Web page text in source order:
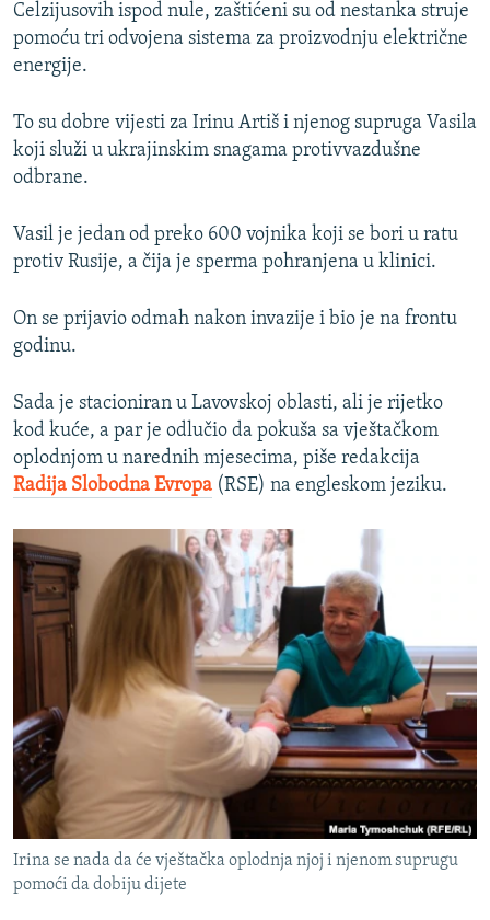
NASTANAK I RASPAD JUGOSLAVIJE
Celzijusovih ispod nule, zaštićeni su od nestanka struje
pomoću tri odvojena sistema za proizvodnju električne
energije.
To su dobre vijesti za Irinu Artiš i njenog supruga Vasila
koji služi u ukrajinskim snagama protivvazdušne
odbrane.
Vasil je jedan od preko 600 vojnika koji se bori u ratu
protiv Rusije, a čija je sperma pohranjena u klinici.
On se prijavio odmah nakon invazije i bio je na frontu
godinu.
Sada je stacioniran u Lavovskoj oblasti, ali je rijetko
kod kuće, a par je odlučio da pokuša sa vještačkom
oplodnjom u narednih mjesecima, piše redakcija
Radija Slobodna Evropa (RSE) na engleskom jeziku.
Irina se nada da će vještačka oplodnja njoj i njenom suprugu
pomoći da dobiju dijete